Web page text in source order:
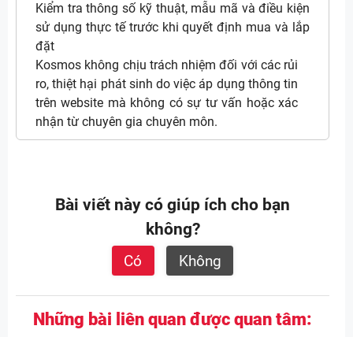
Kiểm tra thông số kỹ thuật, mẫu mã và điều kiện
sử dụng thực tế trước khi quyết định mua và lắp
đặt
Kosmos không chịu trách nhiệm đối với các rủi
ro, thiệt hại phát sinh do việc áp dụng thông tin
trên website mà không có sự tư vấn hoặc xác
nhận từ chuyên gia chuyên môn.
Bài viết này có giúp ích cho bạn
không?
Có Không
Những bài liên quan được quan tâm: